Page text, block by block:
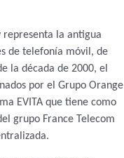
la antigua
de telefonía móvil, de
la década de 2000, el
por el Grupo Orange
EVITA que tiene como
grupo France Telecom